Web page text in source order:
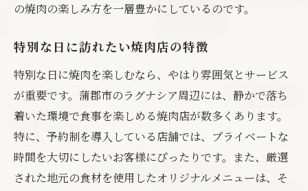
の焼肉の楽しみ方を一層豊かにしているのです。
特別な日に訪れたい焼肉店の特徴
特別な日に焼肉を楽しむなら、やはり雰囲気とサービス
が重要です。蒲郡市のラグナシア周辺には、静かで落ち
着いた環境で食事を楽しめる焼肉店が数多くあります。
特に、予約制を導入している店舗では、プライベートな
時間を大切にしたいお客様にぴったりです。また、厳選
された地元の食材を使用したオリジナルメニューは、そ